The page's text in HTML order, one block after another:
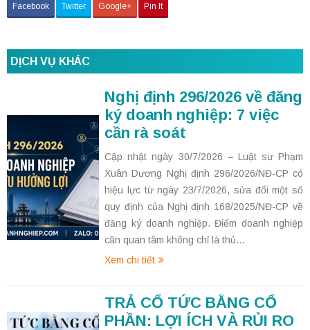
Facebook Twitter Google+ Pin It
DỊCH VỤ KHÁC
Nghị định 296/2026 về đăng
ký doanh nghiệp: 7 việc
cần rà soát
Cập nhật ngày 30/7/2026 – Luật sư Phạm
Xuân Dương Nghị định 296/2026/NĐ-CP có
hiệu lực từ ngày 23/7/2026, sửa đổi một số
quy định của Nghị định 168/2025/NĐ-CP về
đăng ký doanh nghiệp. Điểm doanh nghiệp
cần quan tâm không chỉ là thủ...
Xem chi tiết
TRẢ CỔ TỨC BẰNG CỔ
PHẦN: LỢI ÍCH VÀ RỦI RO